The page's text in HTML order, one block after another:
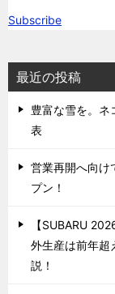
Subscribe
最近の投稿
豊富な雪を。
表
営業再開へ向け
プン！
【SUBARU
外生産は前年超
説！